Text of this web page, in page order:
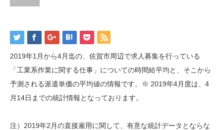
2019年1月から4月迄の、佐賀市周辺で求人募集を行っている
「工業系作業に関する仕事」についての時間給平均と、そこから
予測される派遣単価の平均値の情報です。※ 2019年4月度は、4
月14日までの統計情報となっております。
注）2019年2月の直接雇用に関して、有意な統計データとならな